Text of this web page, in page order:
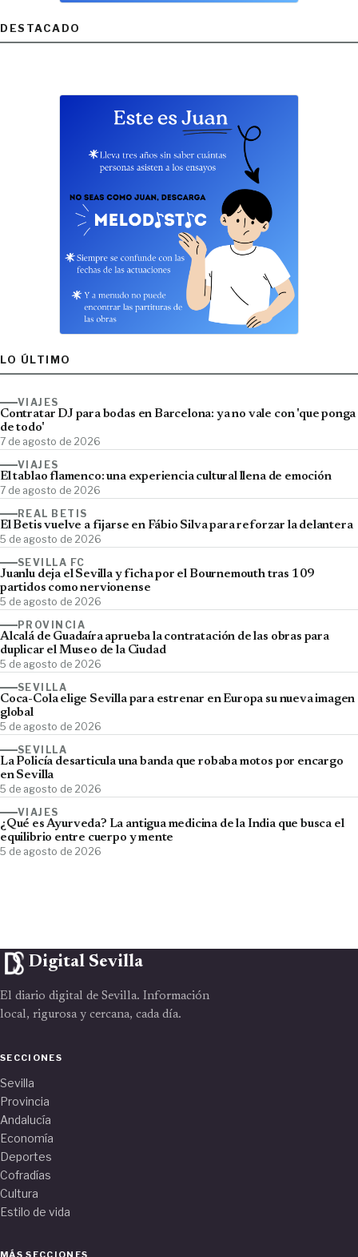
DESTACADO
LO ÚLTIMO
VIAJES
Contratar DJ para bodas en Barcelona: ya no vale con 'que ponga
de todo'
7 de agosto de 2026
VIAJES
El tablao flamenco: una experiencia cultural llena de emoción
7 de agosto de 2026
REAL BETIS
El Betis vuelve a fijarse en Fábio Silva para reforzar la delantera
5 de agosto de 2026
SEVILLA FC
Juanlu deja el Sevilla y ficha por el Bournemouth tras 109
partidos como nervionense
5 de agosto de 2026
PROVINCIA
Alcalá de Guadaíra aprueba la contratación de las obras para
duplicar el Museo de la Ciudad
5 de agosto de 2026
SEVILLA
Coca-Cola elige Sevilla para estrenar en Europa su nueva imagen
global
5 de agosto de 2026
SEVILLA
La Policía desarticula una banda que robaba motos por encargo
en Sevilla
5 de agosto de 2026
VIAJES
¿Qué es Ayurveda? La antigua medicina de la India que busca el
equilibrio entre cuerpo y mente
5 de agosto de 2026
Digital Sevilla
El diario digital de Sevilla. Información
local, rigurosa y cercana, cada día.
SECCIONES
Sevilla
Provincia
Andalucía
Economía
Deportes
Cofradías
Cultura
Estilo de vida
MÁS SECCIONES